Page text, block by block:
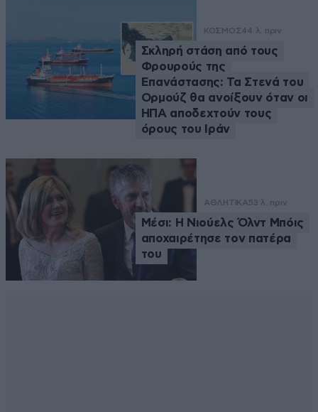
ΚΟΣΜΟΣ44 λ. πριν
Σκληρή στάση από τους
Φρουρούς της
Επανάστασης: Τα Στενά του
Ορμούζ θα ανοίξουν όταν οι
ΗΠΑ αποδεχτούν τους
όρους του Ιράν
ΑΘΛΗΤΙΚΑ53 λ. πριν
Μέσι: Η Νιούελς Όλντ Μπόις
αποχαιρέτησε τον πατέρα
του